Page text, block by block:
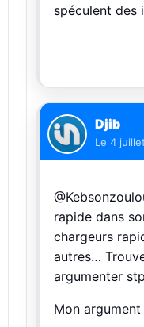
spéculent des
Djib
Le 4
rapide dans
chargeurs
autres…
argumenter
Mon